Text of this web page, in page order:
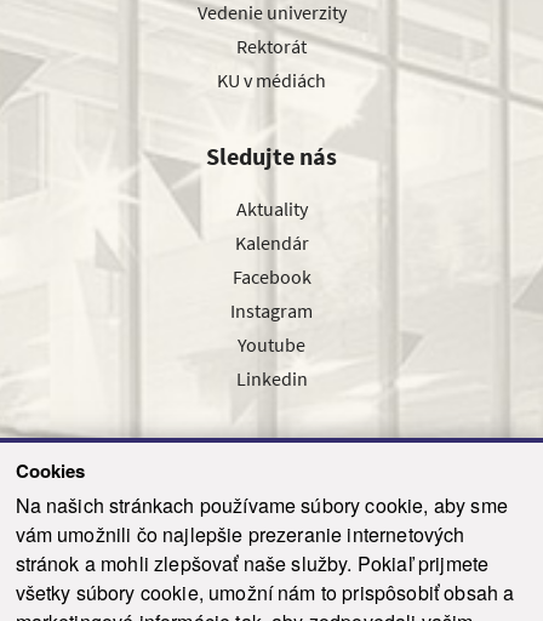
Cookies
Na našich stránkach používame súbory cookie, aby sme
vám umožnili čo najlepšie prezeranie internetových
stránok a mohli zlepšovať naše služby. Pokiaľ prijmete
všetky súbory cookie, umožní nám to prispôsobiť obsah a
Vedenie univerzity
Rektorát
KU v médiách
Sledujte nás
Aktuality
Kalendár
Facebook
Instagram
Youtube
Linkedin